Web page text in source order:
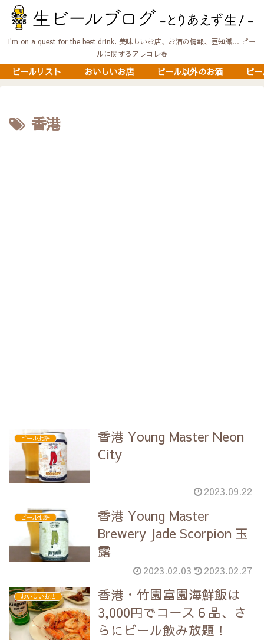
I'm on a quest for the best drink. 美味しいお店、お酒の情報、豆知識… ビー
ルに関するアレコレ🍻
ビールリスト おいしいお店 ビール以外のお酒 ビ
香港
ビール批評
香港 Young Master Neon
City
2023.09.22
ビール批評
香港 Young Master
Brewery Jade Scorpion 玉
露
2023.02.03 2023.02.27
おいしいお店
香港・竹園富園海鮮飯は
3,000円でコース６品、さ
らにビール飲み放題！